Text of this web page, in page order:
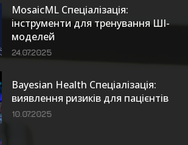
MosaicML Спеціалізація:
інструменти для тренування ШІ-
моделей
24.07.2025
Bayesian Health Спеціалізація:
виявлення ризиків для пацієнтів
10.07.2025